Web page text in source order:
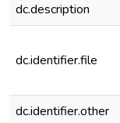
dc.description
dc.identifier.file
dc.identifier.other